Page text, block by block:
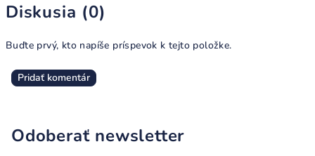
Diskusia (0)
Buďte prvý, kto napíše príspevok k tejto položke.
Pridať komentár
Odoberať newsletter